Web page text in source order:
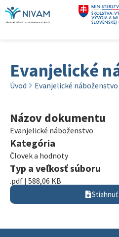
Evanjelické
Úvod Evanjelické náboženstvo
Názov dokumentu
Evanjelické náboženstvo
Kategória
Človek a hodnoty
Typ a veľkosť súboru
.pdf | 588,06 KB